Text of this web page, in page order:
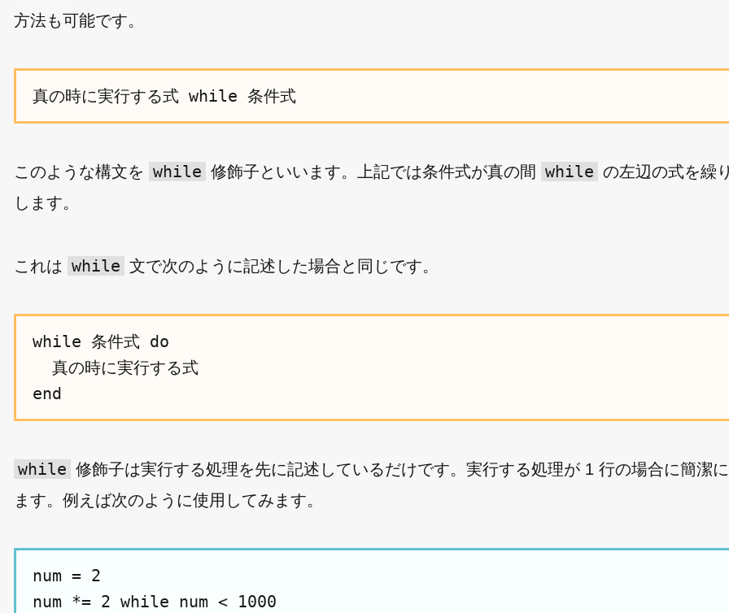
方法も可能です。
このような構文を while 修飾子といいます。上記では条件式が真の間 while の左辺の式を繰
します。
これは while 文で次のように記述した場合と同じです。
while 条件式 do
  真の時に実行する式
while 修飾子は実行する処理を先に記述しているだけです。実行する処理が 1 行の場合に簡潔
ます。例えば次のように使用してみます。
num = 2